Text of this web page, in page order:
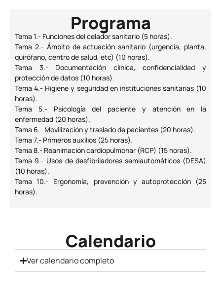
Programa
Tema 1.- Funciones del celador sanitario (5 horas).
Tema 2.- Ámbito de actuación sanitario (urgencia, planta,
quirófano, centro de salud, etc) (10 horas).
Tema 3.- Documentación clínica, confidencialidad y
protección de datos (10 horas).
Tema 4.- Higiene y seguridad en instituciones sanitarias (10
horas).
Tema 5.- Psicología del paciente y atención en la
enfermedad (20 horas).
Tema 6.- Movilización y traslado de pacientes (20 horas).
Tema 7.- Primeros auxilios (25 horas).
Tema 8.- Reanimación cardiopulmonar (RCP) (15 horas).
Tema 9.- Usos de desfibriladores semiautomáticos (DESA)
(10 horas).
Tema 10.- Ergonomía, prevención y autoprotección (25
horas).
Calendario
Ver calendario completo